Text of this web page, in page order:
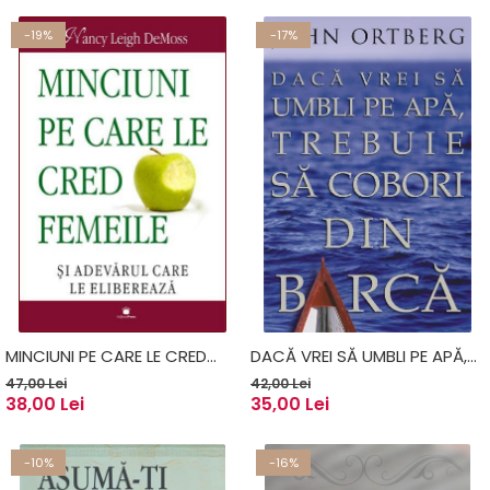
-19%
MINCIUNI PE CARE LE CRED
FEMEILE ȘI ADEVĂRUL CARE LE
ELIBEREAZĂ - NANCY LEIGH
47,00 Lei
38,00 Lei
-17%
DACĂ VREI SĂ UMBLI PE APĂ,
TREBUIE SĂ COBORI DIN
BARCĂ - JOHN ORTBERG
42,00 Lei
35,00 Lei
-10% -16%